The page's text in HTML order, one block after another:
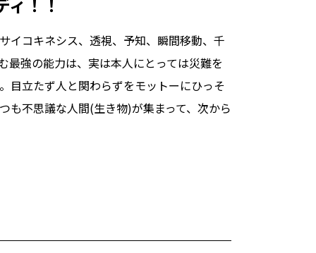
イコキネシス、透視、予知、瞬間移動、千
最強の能力は、実は本人にとっては災難を
目立たず人と関わらずをモットーにひっそ
も不思議な人間(生き物)が集まって、次から